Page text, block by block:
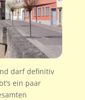
darf definitiv
ein paar